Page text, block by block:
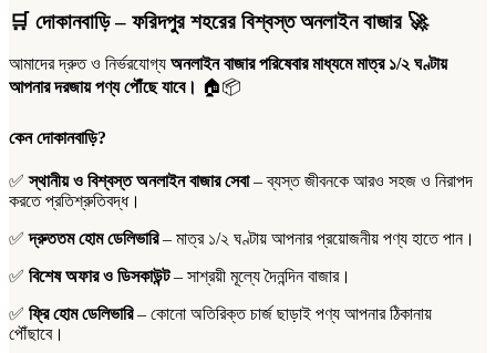
গ্রাম)
🛒 দোকানবাড়ি – ফরিদপুর শহরের বিশ্বস্ত অনলাইন বাজার🚀
আমাদের দ্রুত ও নির্ভরযোগ্য অনলাইন বাজার পরিষেবার মাধ্যমে মাত্র ১/২ ঘণ্টায়
আপনার দরজায় পণ্য পৌঁছে যাবে। 🏠📦
কেন দোকানবাড়ি?
✅স্থানীয় ও বিশ্বস্ত অনলাইন বাজার সেবা– ব্যস্ত জীবনকে আরও সহজ ও নিরাপদ
করতে প্রতিশ্রুতিবদ্ধ।
✅দ্রুততম হোম ডেলিভারি– মাত্র ১/২ ঘণ্টায় আপনার প্রয়োজনীয় পণ্য হাতে পান।
✅ বিশেষ অফার ও ডিসকাউন্ট– সাশ্রয়ী মূল্যে দৈনন্দিন বাজার।
✅ ফ্রি হোম ডেলিভারি– কোনো অতিরিক্ত চার্জ ছাড়াই পণ্য আপনার ঠিকানায়
পৌঁছাবে।